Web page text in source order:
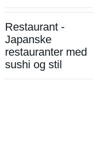
Restaurant -
Japanske
restauranter med
sushi og stil